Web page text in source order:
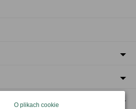
O plikach cookie